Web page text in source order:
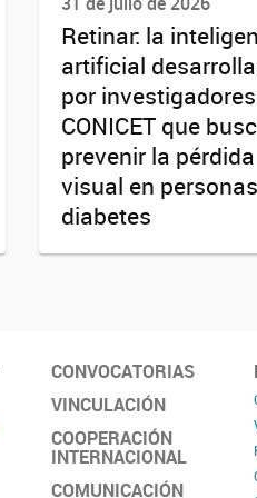
Retinar: la
artificial
por
CONICET que
prevenir la pérdida
visual en
diabetes
CONVOCATORIAS
VINCULACIÓN
COOPERACIÓN
INTERNACIONAL
COMUNICACIÓN